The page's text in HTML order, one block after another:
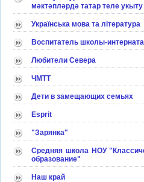
мәктәпләрдә татар теле укыту
Українська мова та література
Воспитатель школы-интерната
Любители Севера
ЧМТТ
Дети в замещающих семьях
Esprit
"Зарянка"
Средняя школа НОУ
образование"
Наш край